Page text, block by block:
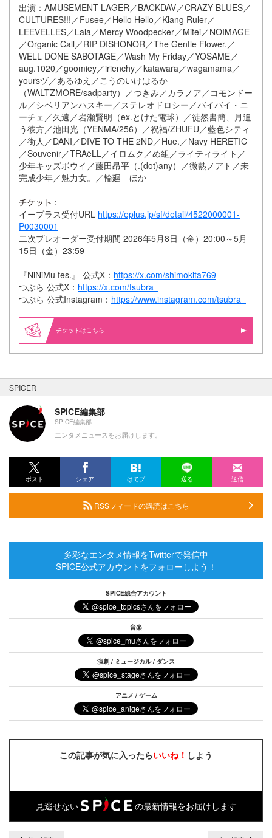
出演：AMUSEMENT LAGER／BACKDAV／CRAZY BLUES／
CULTURES!!!／Fusee／Hello Hello／Klang Ruler／
LEEVELLES／Lala／Mercy Woodpecker／Mitei／NOIMAGE
／Organic Call／RIP DISHONOR／The Gentle Flower.／
WELL DONE SABOTAGE／Wash My Friday／YOSAME／
aug.1020／goomiey／irienchy／katawara／wagamama／
yoursヅ／あるゆえ／こうのいけはるか
（WALTZMORE/sadparty）／つきみ／カラノア／コモンドー
ル／シベリアンハスキー／ステレオドロシー／バイバイ・ニ
ーチェ／久遠／岩瀬賢明（ex.とけた電球）／徒然書簡、月追
う彼方／池田光（YENMA/256）／祝福/ZHUFU／藍色シティ
／街人／DANI／DIVE TO THE 2ND／Hue.／Navy HERETIC
／Souvenir／TRAëLL／イロムク／め組／ライティライト／
少年キッズボウイ／藤田昂平（.(dot)any）／微熱ノアト／未
完成少年／魅力女。／輪廻 ほか
：
イープラス受付URL https://eplus.jp/sf/detail/4522000001-
P0030001
二次プレオーダー受付期間 2026年5月8日（金）20:00～5月
15日（金）23:59
『NiNiMu fes.』 公式X： https://x.com/shimokita769
つぶら 公式X： https://x.com/tsubra_
つぶら 公式Instagram： https://www.instagram.com/tsubra_
はこちら
SPICER
SPICE編集部
SPICE編集部
エンタメニュースをお届けします。
ポスト シェア はてブ 送る 送信
RSSフィードの購読はこちら
多彩なエンタメ情報をTwitterで発信中
SPICE公式アカウントをフォローしよう！
SPICE総合アカウント
音楽
演劇 / ミュージカル / ダンス
アニメ / ゲーム
この記事が気に入ったらいいね！ しよう
見逃せない の最新情報をお届けします